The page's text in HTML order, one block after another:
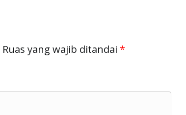
Ruas yang wajib ditandai *